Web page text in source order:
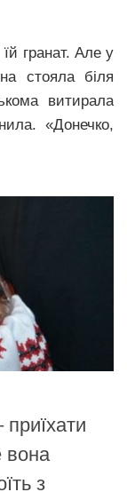
гpанат. Алe у
стояла біля
витирала
«Донечко,
вона
з